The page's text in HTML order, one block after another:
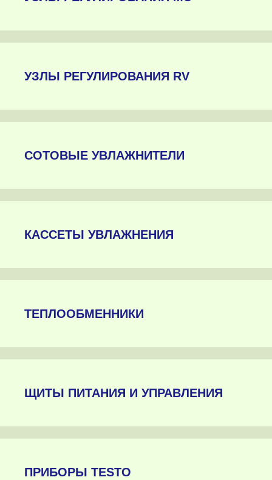
УЗЛЫ РЕГУЛИРОВАНИЯ RV
СОТОВЫЕ УВЛАЖНИТЕЛИ
КАССЕТЫ УВЛАЖНЕНИЯ
ТЕПЛООБМЕННИКИ
ЩИТЫ ПИТАНИЯ И УПРАВЛЕНИЯ
ПРИБОРЫ TESTO